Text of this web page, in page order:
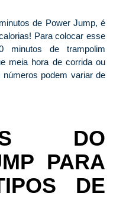
de Power Jump, é
Para colocar esse
minutos de trampolim
meia hora de corrida ou
podem variar de
DO
PARA
DE